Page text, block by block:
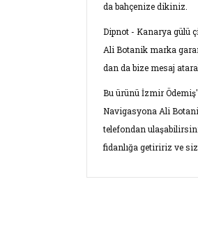
da bahçenize dikiniz.
Dipnot - Kanarya gülü
Ali Botanik marka
dan da bize mesaj
Bu ürünü İzmir Ödemiş'
Navigasyona Ali
telefondan
fidanlığa getiririz ve siz